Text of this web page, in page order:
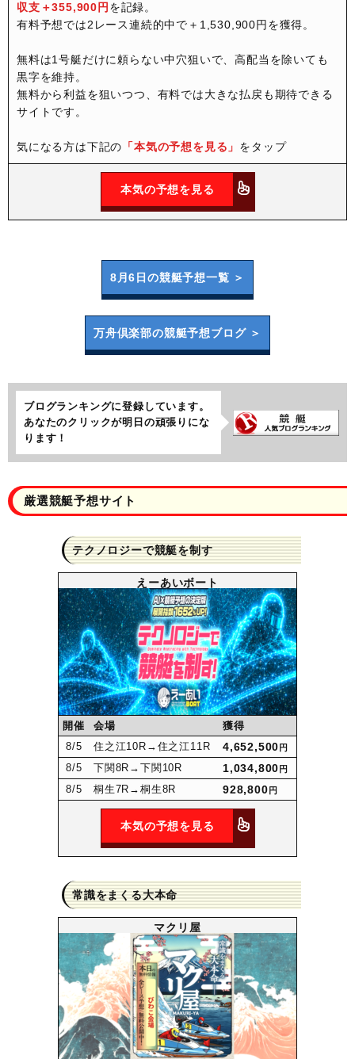
収支＋355,900円 を記録。
有料予想では2レース連続的中で＋1,530,900円を獲得。
無料は1号艇だけに頼らない中穴狙いで、高配当を除いても
黒字を維持。
無料から利益を狙いつつ、有料では大きな払戻も期待できる
サイトです。
気になる方は下記の 「本気の予想を見る」 をタップ
本気の予想を見る
8月6日の競艇予想一覧 ＞
万舟倶楽部の競艇予想ブログ ＞
ブログランキングに登録しています。
あなたのクリックが明日の頑張りにな
ります！
厳選競艇予想サイト
テクノロジーで競艇を制す
えーあいボート
開催 会場
獲得
8/5 住之江10R →住之江11R 4,652,500 円
8/5 下関8R →下関10R 1,034,800 円
8/5 桐生7R →桐生8R 928,800 円
本気の予想を見る
常識をまくる大本命
マクリ屋